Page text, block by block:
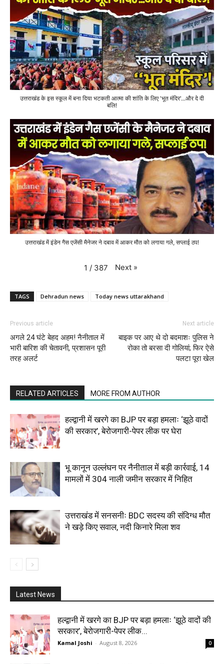
उत्तराखंड के इस स्कूल में बना दिया भटकती आत्मा की शांति के लिए 'भूत मंदिर'...और दे दी
बलि!
उत्तराखंड में इंडेन गैस एजेंसी मैनेजर ने दबाव में आकर मौत को लगाया गले, सप्लाई ठप!
1 / 387 Next »
TAGS Dehradun news Today news uttarakhand
Previous article
अगले 24 घंटे बेहद अहम! नैनीताल में
भारी बारिश की चेतावनी, प्रशासन पूरी
तरह अलर्ट
Next article
बाइक पर आए थे दो बदमाशः पुलिस ने
रोका तो बरसा दी गोलियां; फिर ऐसे
पलटा पूरा खेल
RELATED ARTICLES MORE FROM AUTHOR
हल्द्वानी में खरगे का BJP पर बड़ा हमलाः ‘झूठे वादों
की सरकार’, बेरोजगारी-पेपर लीक पर घेरा
भू कानून उल्लंघन पर नैनीताल में बड़ी कार्रवाई, 14
मामलों में 304 नाली जमीन सरकार में निहित
उत्तराखंड में सनसनीः BDC सदस्य की संदिग्ध मौत
ने खड़े किए सवाल, नदी किनारे मिला शव
Latest News
हल्द्वानी में खरगे का BJP पर बड़ा हमलाः ‘झूठे वादों की
सरकार’, बेरोजगारी-पेपर लीक...
Kamal Joshi - August 8, 2026 0